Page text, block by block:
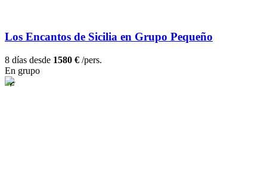
Los Encantos de Sicilia en Grupo Pequeño
8 días desde 1580 € /pers.
En grupo